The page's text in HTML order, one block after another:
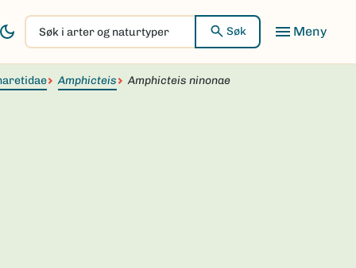
Søk
i
arter
og
Søk
Amphicteis Amphicteis ninonae